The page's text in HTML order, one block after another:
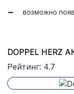
возможно
DOPPEL HERZ
Рейтинг: 4.7